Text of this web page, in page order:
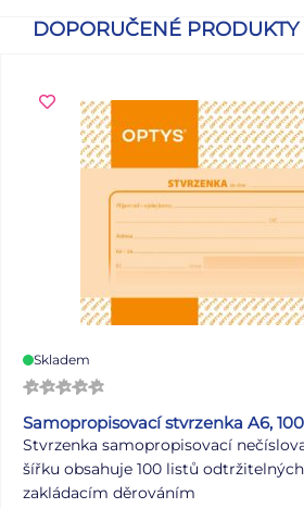
DOPORUČENÉ PRODUKTY
Skladem
Samopropisovací stvrzenka A6,
Stvrzenka samopropisovací
šířku obsahuje 100 listů
zakládacím děrováním